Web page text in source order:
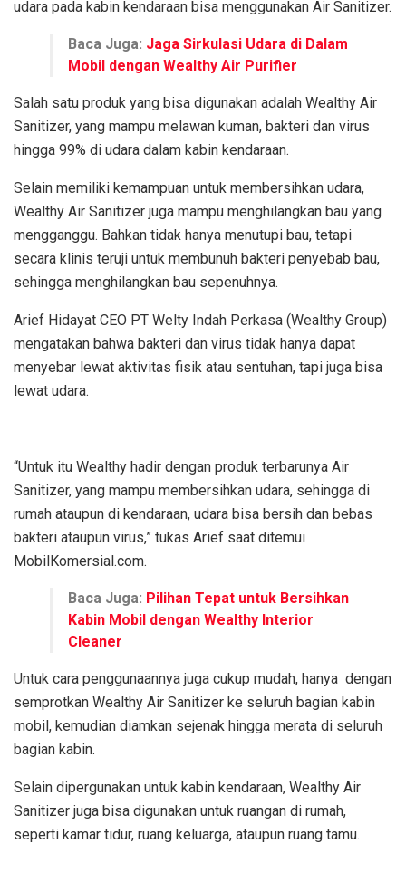
udara pada kabin kendaraan bisa menggunakan Air Sanitizer.
Baca Juga: Jaga Sirkulasi Udara di Dalam
Mobil dengan Wealthy Air Purifier
Salah satu produk yang bisa digunakan adalah Wealthy Air
Sanitizer, yang mampu melawan kuman, bakteri dan virus
hingga 99% di udara dalam kabin kendaraan.
Selain memiliki kemampuan untuk membersihkan udara,
Wealthy Air Sanitizer juga mampu menghilangkan bau yang
mengganggu. Bahkan tidak hanya menutupi bau, tetapi
secara klinis teruji untuk membunuh bakteri penyebab bau,
sehingga menghilangkan bau sepenuhnya.
Arief Hidayat CEO PT Welty Indah Perkasa (Wealthy Group)
mengatakan bahwa bakteri dan virus tidak hanya dapat
menyebar lewat aktivitas fisik atau sentuhan, tapi juga bisa
lewat udara.
“Untuk itu Wealthy hadir dengan produk terbarunya Air
Sanitizer, yang mampu membersihkan udara, sehingga di
rumah ataupun di kendaraan, udara bisa bersih dan bebas
bakteri ataupun virus,” tukas Arief saat ditemui
MobilKomersial.com.
Baca Juga: Pilihan Tepat untuk Bersihkan
Kabin Mobil dengan Wealthy Interior
Cleaner
Untuk cara penggunaannya juga cukup mudah, hanya dengan
semprotkan Wealthy Air Sanitizer ke seluruh bagian kabin
mobil, kemudian diamkan sejenak hingga merata di seluruh
bagian kabin.
Selain dipergunakan untuk kabin kendaraan, Wealthy Air
Sanitizer juga bisa digunakan untuk ruangan di rumah,
seperti kamar tidur, ruang keluarga, ataupun ruang tamu.